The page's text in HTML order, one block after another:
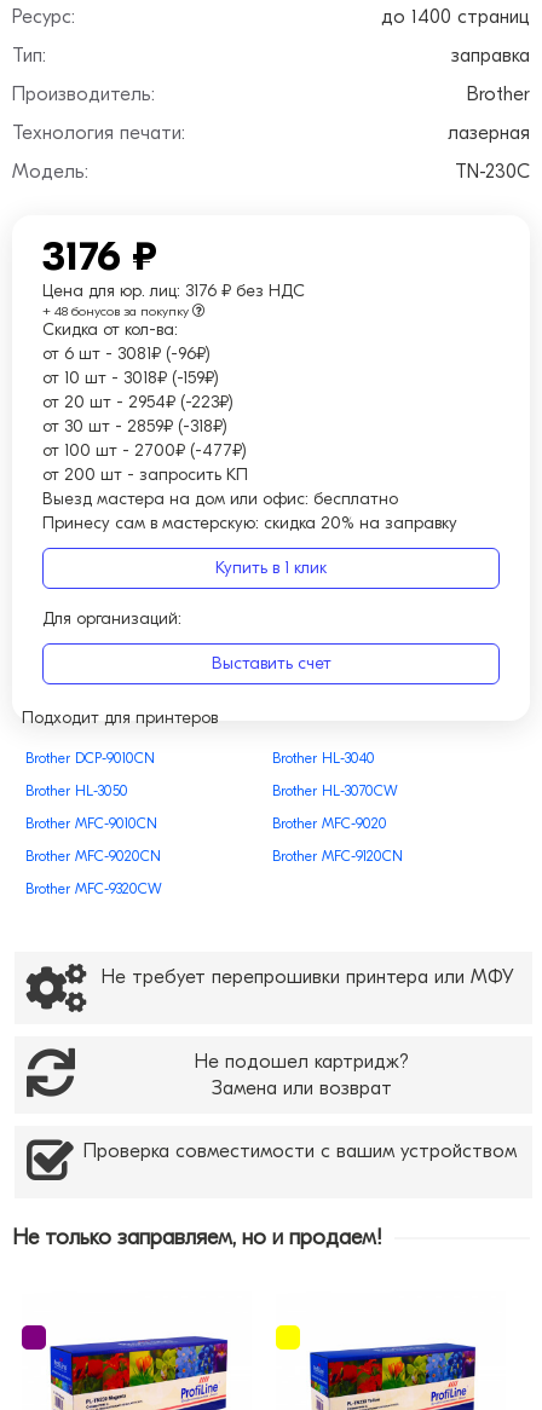
Ресурс:
до 1400 страниц
Тип:
заправка
Производитель:
Brother
Технология печати:
лазерная
Модель:
TN-230C
3176 ₽
Цена для юр. лиц: 3176 ₽ без НДС
+ 48 бонусов за покупку
Скидка от кол-ва:
от 6 шт - 3081₽ (-96₽)
от 10 шт - 3018₽ (-159₽)
от 20 шт - 2954₽ (-223₽)
от 30 шт - 2859₽ (-318₽)
от 100 шт - 2700₽ (-477₽)
от 200 шт - запросить КП
Выезд мастера на дом или офис: бесплатно
Принесу сам в мастерскую: скидка 20% на заправку
Купить в 1 клик
Для организаций:
Выставить счет
Подходит для принтеров
Brother DCP-9010CN
Brother HL-3040
Brother HL-3050
Brother HL-3070CW
Brother MFC-9010CN
Brother MFC-9020
Brother MFC-9020CN
Brother MFC-9120CN
Brother MFC-9320CW
Не требует перепрошивки принтера или МФУ
Не подошел картридж?
Замена или возврат
Проверка совместимости с вашим устройством
Не только заправляем, но и продаем!